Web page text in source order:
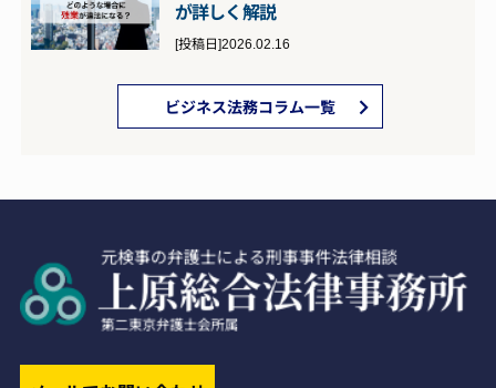
が詳しく解説
[投稿日]2026.02.16
ビジネス法務コラム一覧